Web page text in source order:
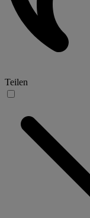
Teilen